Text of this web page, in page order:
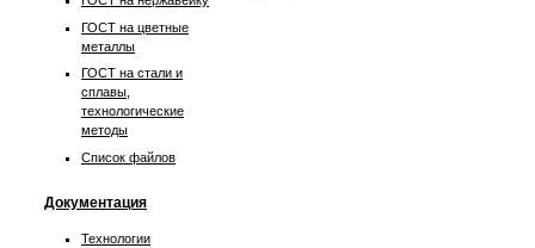
ГОСТ на цветные
металлы
ГОСТ на стали и
сплавы,
технологические
методы
Список файлов
Документация
Технологии